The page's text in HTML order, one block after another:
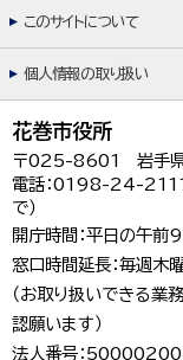
このサイトについて
個人情報の取り扱い
花巻市役所
〒025-8601 岩手県
電話：0198-24-2111
で）
開庁時間：平日の午
窓口時間延長：毎週木
（お取り扱いできる業
認願います）
法人番号：